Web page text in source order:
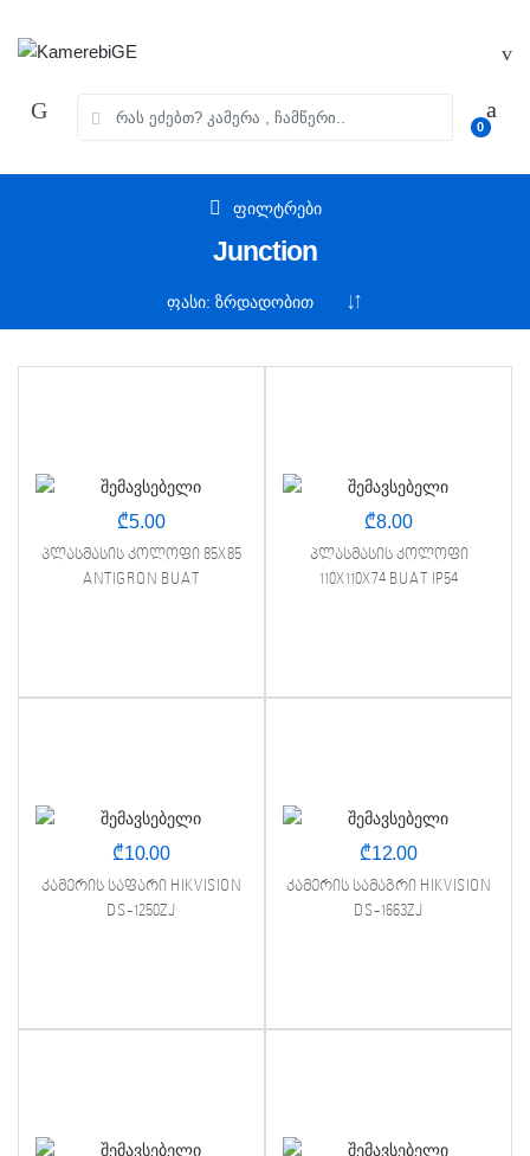
0
ფილტრები
Junction
₾5.00
პლასმასის კოლოფი 85X85
ANTIGRON BUAT
₾8.00
პლასმასის კოლოფი
110X110X74 BUAT IP54
₾10.00
კამერის საფარი HIKVISION
DS-1250ZJ
₾12.00
კამერის სამაგრი HIKVISION
DS-1663ZJ